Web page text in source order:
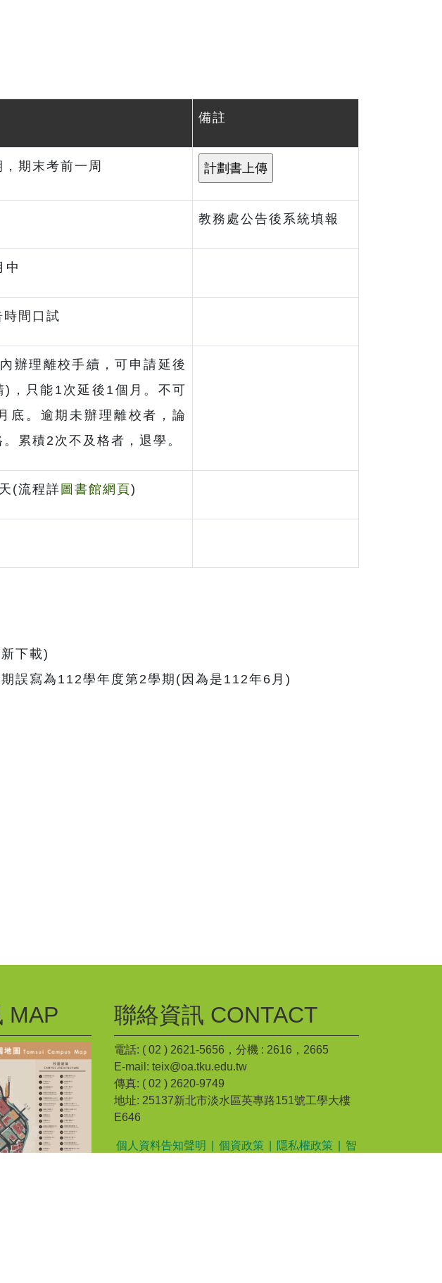
備註
期末考前一周
教務處公告後系統填報
中
間口試
辦理離校手續，可申請延後
)，只能1次延後1個月。不可
底。逾期未辦理離校者，論
累積2次不及格者，退學。
(流程詳 圖書館網頁)
下載)
誤寫為112學年度第2學期(因為是112年6月)
MAP 聯絡資訊 CONTACT
電話: ( 02 ) 2621-5656，分機 : 2616，2665
E-mail: teix@oa.tku.edu.tw
傳真: ( 02 ) 2620-9749
地址: 25137新北市淡水區英專路151號工學大樓
E646
個人資料告知聲明 個資政策 隱私權政策
智